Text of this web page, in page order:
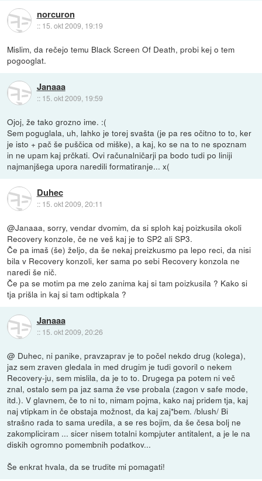
norcuron
:: 15. okt 2009, 19:19
Mislim, da rečejo temu Black Screen Of Death, probi kej o tem
pogooglat.
Janaaa
:: 15. okt 2009, 19:59
Ojoj, že tako grozno ime. :(
Sem poguglala, uh, lahko je torej svašta (je pa res očitno to to, ker
je isto + pač še puščica od miške), a kaj, ko se na to ne spoznam
in ne upam kaj prčkati. Ovi računalničarji pa bodo tudi po liniji
najmanjšega upora naredili formatiranje... x(
Duhec
:: 15. okt 2009, 20:11
@Janaaa, sorry, vendar dvomim, da si sploh kaj poizkusila okoli
Recovery konzole, če ne veš kaj je to SP2 ali SP3.
Če pa imaš (še) željo, da še nekaj preizkusmo pa lepo reci, da nisi
bila v Recovery konzoli, ker sama po sebi Recovery konzola ne
naredi še nič.
Če pa se motim pa me zelo zanima kaj si tam poizkusila ? Kako si
tja prišla in kaj si tam odtipkala ?
Janaaa
:: 15. okt 2009, 20:26
@ Duhec, ni panike, pravzaprav je to počel nekdo drug (kolega),
jaz sem zraven gledala in med drugim je tudi govoril o nekem
Recovery-ju, sem mislila, da je to to. Drugega pa potem ni več
znal, ostalo sem pa jaz sama že vse probala (zagon v safe mode,
itd.). V glavnem, če to ni to, nimam pojma, kako naj pridem tja, kaj
naj vtipkam in če obstaja možnost, da kaj zaj*bem. /blush/ Bi
strašno rada to sama uredila, a se res bojim, da še česa bolj ne
zakompliciram ... sicer nisem totalni kompjuter antitalent, a je le na
diskih ogromno pomembnih podatkov...
Še enkrat hvala, da se trudite mi pomagati!